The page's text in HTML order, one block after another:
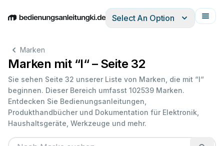
EnglishDeutschEspañolItalianoFrançais
Select An Option
Marken
Marken mit “I“ – Seite 32
Sie sehen Seite 32 unserer Liste von Marken, die mit “I“
beginnen. Dieser Bereich umfasst 102539 Marken.
Entdecken Sie Bedienungsanleitungen,
Produkthandbücher und Dokumentation für Elektronik,
Haushaltsgeräte, Werkzeuge und mehr.